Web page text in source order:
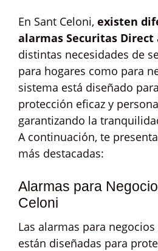
En Sant Celoni, existen
alarmas Securitas Direct
distintas necesidades de
para hogares como para
sistema está diseñado
protección eficaz y
garantizando la
A continuación, te
más destacadas:
Alarmas para
Celoni
Las alarmas para negocios
están diseñadas para